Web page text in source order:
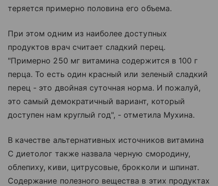
теряется примерно половина его объема.
При этом одним из наиболее доступных
продуктов врач считает сладкий перец.
"Примерно 250 мг витамина содержится в 100 г
перца. То есть один красный или зеленый сладкий
перец - это двойная суточная норма. И пожалуй,
это самый демократичный вариант, который
доступен нам круглый год", - отметила Мухина.
В качестве альтернативных источников витамина
C диетолог также назвала черную смородину,
облепиху, киви, цитрусовые, брокколи и шпинат.
Содержание полезного вещества в этих продуктах